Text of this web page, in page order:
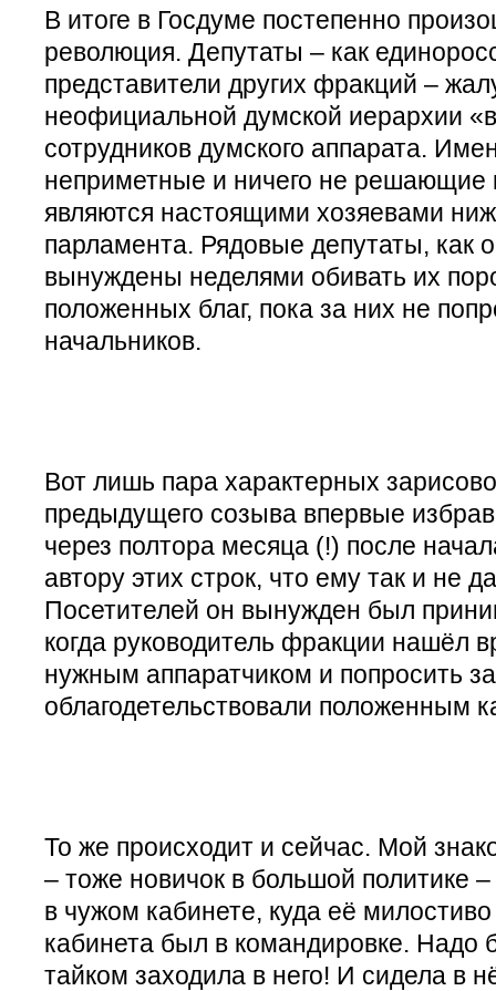
В итоге в Госдуме постепенно
революция. Депутаты – как
представители других фракций –
неофициальной думской иерархии
сотрудников думского аппарата.
неприметные и ничего не решающие
являются настоящими хозяевами
парламента. Рядовые депутаты, как
вынуждены неделями обивать их
положенных благ, пока за них не
начальников.
Вот лишь пара характерных
предыдущего созыва впервые
через полтора месяца (!) после
автору этих строк, что ему так и не
Посетителей он вынужден был
когда руководитель фракции нашёл
нужным аппаратчиком и попросить за
облагодетельствовали положенным
То же происходит и сейчас. Мой
– тоже новичок в большой политике
в чужом кабинете, куда её
кабинета был в командировке. Надо
тайком заходила в него! И сидела в